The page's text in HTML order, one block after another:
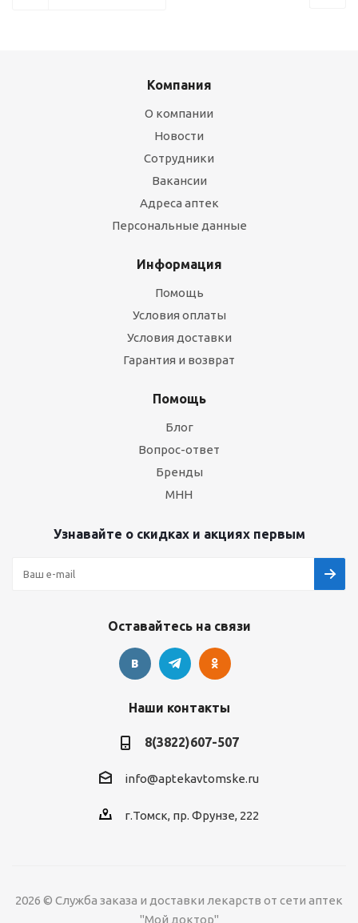
Компания
О компании
Новости
Сотрудники
Вакансии
Адреса аптек
Персональные данные
Информация
Помощь
Условия оплаты
Условия доставки
Гарантия и возврат
Помощь
Блог
Вопрос-ответ
Бренды
МНН
Узнавайте о скидках и акциях первым
Оставайтесь на связи
Наши контакты
8(3822)607-507
info@aptekavtomske.ru
г.Томск, пр. Фрунзе, 222
2026 © Служба заказа и доставки лекарств от сети аптек
"Мой доктор"